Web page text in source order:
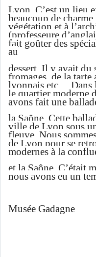
Lyon. C’est un lieu
beaucoup de charme
végétation et à
(professeure
fait goûter des
au
dessert. Il y avait du
fromages, de la
lyonnais etc… Dans
le quartier moderne
avons fait une
la Saône. Cette
ville de Lyon sous
fleuve. Nous
de Lyon pour se
modernes à la
et la Saône. C’était
nous avons eu un
Musée Gadagne